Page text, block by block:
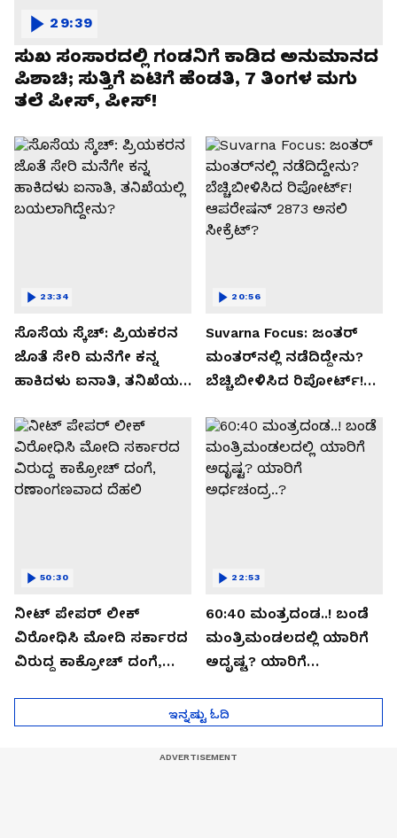
ಸುಖ ಸಂಸಾರದಲ್ಲಿ ಗಂಡನಿಗೆ ಕಾಡಿದ ಅನುಮಾನದ
ಪಿಶಾಚಿ; ಸುತ್ತಿಗೆ ಏಟಿಗೆ ಹೆಂಡತಿ, 7 ತಿಂಗಳ ಮಗು
ತಲೆ ಪೀಸ್, ಪೀಸ್!
29:39
ಸೊಸೆಯ ಸ್ಕೆಚ್: ಪ್ರಿಯಕರನ
ಜೊತೆ ಸೇರಿ ಮನೆಗೇ ಕನ್ನ
ಹಾಕಿದಳು ಐನಾತಿ, ತನಿಖೆಯಲ್ಲಿ
23:34
Suvarna Focus: ಜಂತರ್
ಮಂತರ್‌ನಲ್ಲಿ ನಡೆದಿದ್ದೇನು?
ಬೆಚ್ಚಿಬೀಳಿಸಿದ ರಿಪೋರ್ಟ್!
ಸೀಕ್ರೆಟ್?
20:56
ನೀಟ್ ಪೇಪರ್ ಲೀಕ್
ವಿರೋಧಿಸಿ ಮೋದಿ ಸರ್ಕಾರದ
ವಿರುದ್ದ ಕಾಕ್ರೋಚ್ ದಂಗೆ,
50:30
60:40 ಮಂತ್ರದಂಡ..! ಬಂಡೆ
ಮಂತ್ರಿಮಂಡಲದಲ್ಲಿ ಯಾರಿಗೆ
ಅದೃಷ್ಟ? ಯಾರಿಗೆ
22:53
ಇನ್ನಷ್ಟು ಓದಿ